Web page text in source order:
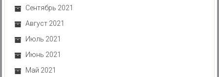
Сентябрь 2021
Август 2021
Июль 2021
Июнь 2021
Май 2021